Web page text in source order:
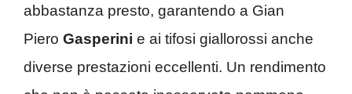
abbastanza presto, garantendo a Gian
Piero Gasperini e ai tifosi giallorossi anche
diverse prestazioni eccellenti. Un rendimento